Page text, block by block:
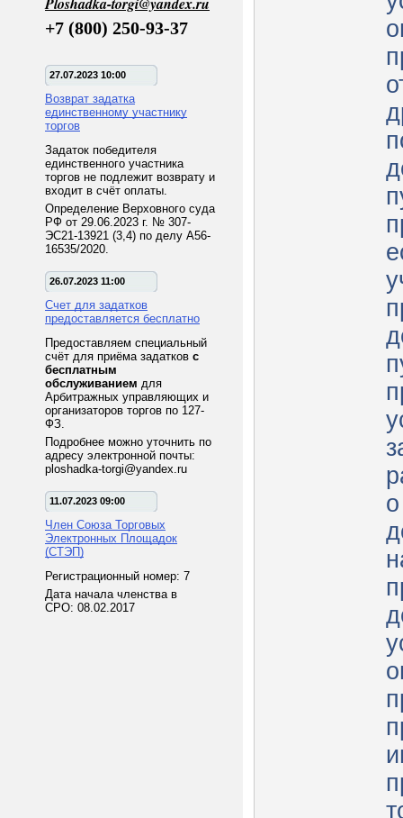
+7 (800) 250-93-37
27.07.2023 10:00
Возврат задатка
единственному участнику
торгов
Задаток победителя
единственного участника
торгов не подлежит возврату и
входит в счёт оплаты.
Определение Верховного суда
РФ от 29.06.2023 г. № 307-
ЭС21-13921 (3,4) по делу А56-
16535/2020.
26.07.2023 11:00
Счет для задатков
предоставляется бесплатно
Предоставляем специальный
счёт для приёма задатков с
бесплатным
обслуживанием для
Арбитражных управляющих и
организаторов торгов по 127-
ФЗ.
Подробнее можно уточнить по
адресу электронной почты:
ploshadka-torgi@yandex.ru
11.07.2023 09:00
Член Союза Торговых
Электронных Площадок
(СТЭП)
Регистрационный номер: 7
Дата начала членства в
СРО: 08.02.2017